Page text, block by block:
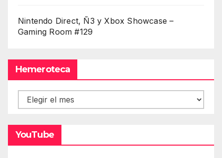
Nintendo Direct, Ñ3 y Xbox Showcase –
Gaming Room #129
Hemeroteca
Hemeroteca
YouTube